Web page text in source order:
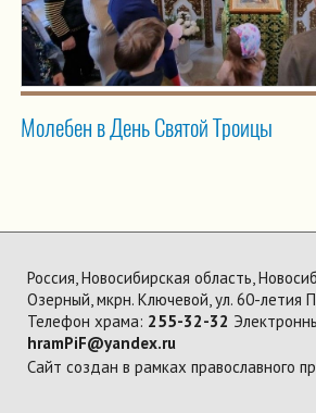
Молебен в День Святой Троицы
Россия, Новосибирская область,
Озерный, мкрн. Ключевой, ул. 60-летия
Телефон храма: 255-32-32
hramPiF@yandex.ru
Сайт создан в рамках православного